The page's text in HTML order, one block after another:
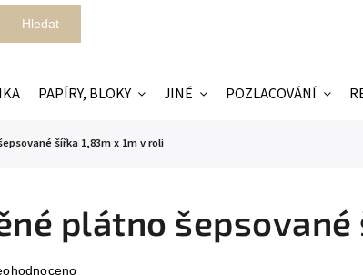
Hledat
PAPÍRY, BLOKY JINÉ POZLACOVÁNÍ
šířka 1,83m x 1m v roli
plátno šepsované